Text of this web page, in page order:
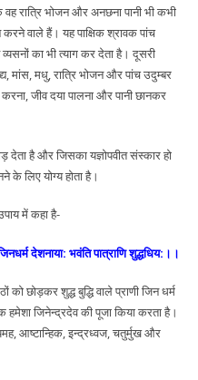
रात्रि भोजन और अनछना पानी भी कभी
करने वाले हैं। यह पाक्षिक श्रावक पांच
का भी त्याग कर देता है। दूसरी
मांस, मधु, रात्रि भोजन और पांच उदुम्बर
जीव दया पालना और पानी छानकर
देता है और जिसका यज्ञोपवीत संस्कार हो
के लिए योग्य होता है।
में कहा है-
देशनाया: भवंति पात्राणि शुद्धधिय:।।
छोड़कर शुद्ध बुद्धि वाले प्राणी जिन धर्म
हमेशा जिनेन्द्रदेव की पूजा किया करता है।
आष्टान्हिक, इन्द्रध्वज, चतुर्मुख और